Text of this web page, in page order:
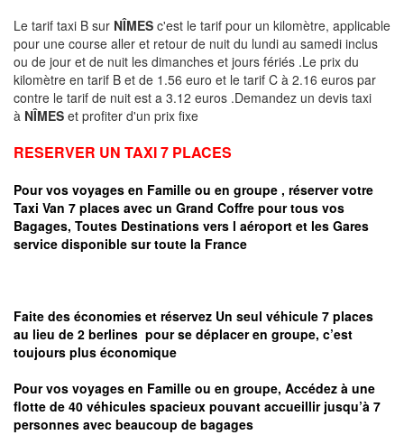
Le tarif taxi B sur NÎMES c'est le tarif pour un kilomètre, applicable
pour une course aller et retour de nuit du lundi au samedi inclus
ou de jour et de nuit les dimanches et jours fériés .Le prix du
kilomètre en tarif B et de 1.56 euro et le tarif C à 2.16 euros par
contre le tarif de nuit est a 3.12 euros .Demandez un devis taxi
à NÎMES et profiter d'un prix fixe
RESERVER UN TAXI 7 PLACES
Pour vos voyages en Famille ou en groupe , réserver votre
Taxi Van 7 places avec un Grand Coffre pour tous vos
Bagages, Toutes Destinations vers l aéroport et les Gares
service disponible sur toute la France
Faite des économies et réservez Un seul véhicule 7 places
au lieu de 2 berlines pour se déplacer en groupe, c’est
toujours plus économique
Pour vos voyages en Famille ou en groupe, Accédez à une
flotte de 40 véhicules spacieux pouvant accueillir jusqu’à 7
personnes avec beaucoup de bagages